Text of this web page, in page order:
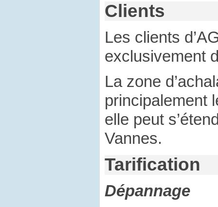
Clients
Les clients
exclusivement
La zone
principalement
elle peut
Vannes.
Tarification
Dépannage